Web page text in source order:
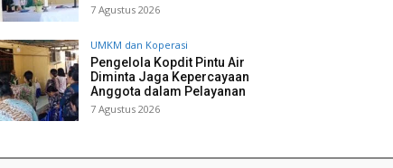
7 Agustus 2026
UMKM dan Koperasi
Pengelola Kopdit Pintu Air
Diminta Jaga Kepercayaan
Anggota dalam Pelayanan
7 Agustus 2026